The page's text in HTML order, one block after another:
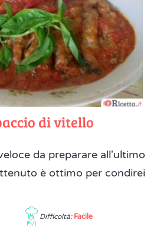
di vitello
da preparare all'ultimo
è ottimo per condirei
Difficoltà: Facile